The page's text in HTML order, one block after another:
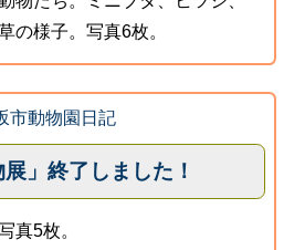
の様子。写真6枚。
市動物園日記
展」終了しました！
真5枚。